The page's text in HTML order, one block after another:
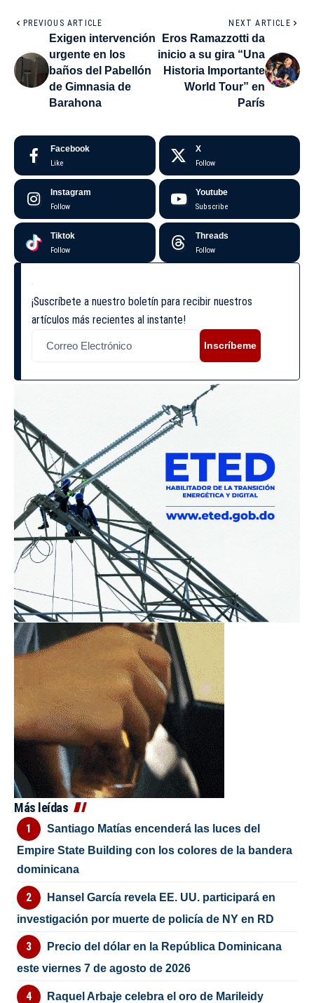
PREVIOUS ARTICLE
Exigen intervención
urgente en los
baños del Pabellón
de Gimnasia de
Barahona
NEXT ARTICLE
Eros Ramazzotti da
inicio a su gira “Una
Historia Importante
World Tour” en
París
Facebook
Like
X
Follow
Instagram
Follow
Youtube
Subscribe
Tiktok
Follow
Threads
Follow
¡Suscríbete a nuestro boletín para recibir nuestros
artículos más recientes al instante!
Inscríbeme
Más leídas
Santiago Matías encenderá las luces del
Empire State Building con los colores de la bandera
dominicana
Hansel García revela EE. UU. participará en
investigación por muerte de policía de NY en RD
Precio del dólar en la República Dominicana
este viernes 7 de agosto de 2026
Raquel Arbaje celebra el oro de Marileidy